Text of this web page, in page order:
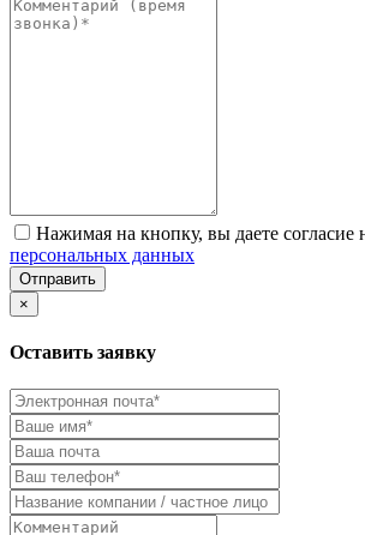
Нажимая на кнопку, вы даете согласие
персональных данных
Отправить
×
Оставить заявку